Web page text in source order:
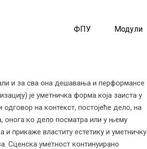
ФПУ Модули
и за сва она дешавања и перформансе
је уметничка форма која заиста у
одговор на контекст, постојеће дело, на
онога ко дело посматра или у њему
прикаже властиту естетику и уметничку
Сценска уметност континуирано